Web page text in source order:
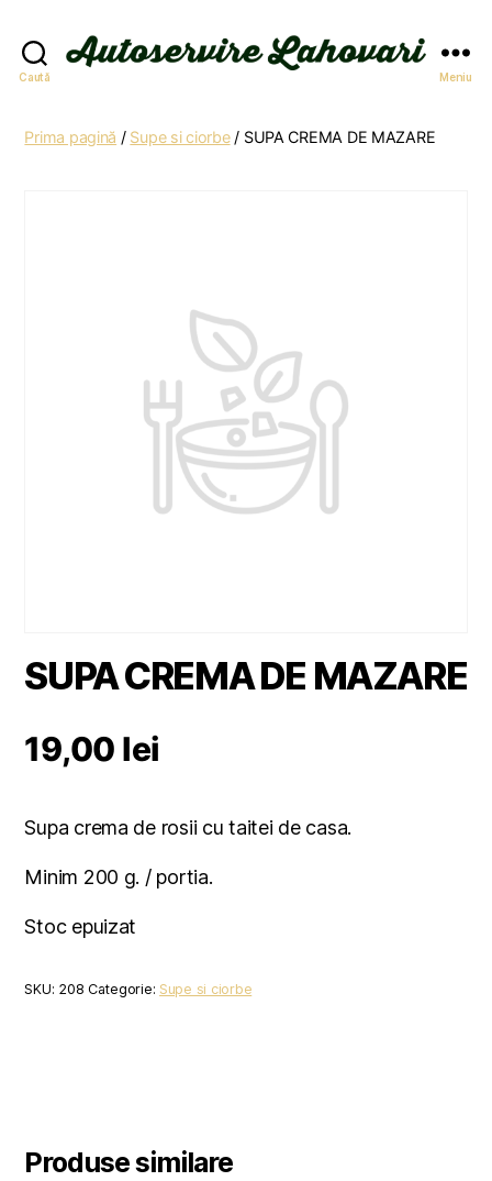
Caută Meniu
Prima pagină / Supe si ciorbe/ SUPA CREMA DE MAZARE
SUPA CREMA DE MAZARE
19,00 lei
Supa crema de rosii cu taitei de casa.
Minim 200 g. / portia.
Stoc epuizat
SKU: 208 Categorie: Supe si ciorbe
Produse similare